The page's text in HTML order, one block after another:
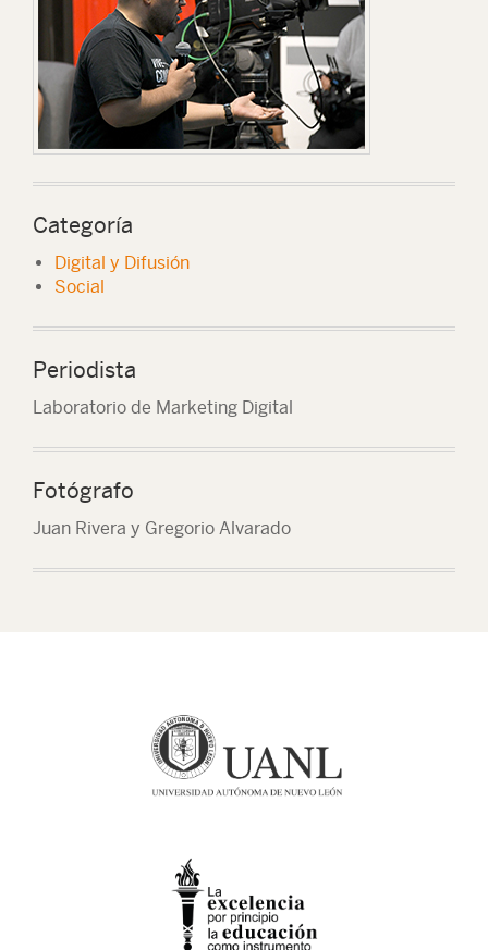
Categoría
Digital y Difusión
Social
Periodista
Laboratorio de Marketing Digital
Fotógrafo
Juan Rivera y Gregorio Alvarado